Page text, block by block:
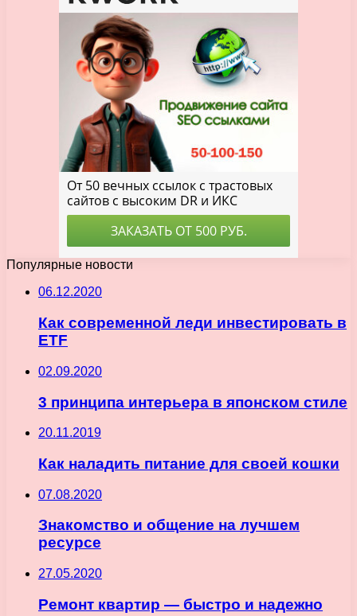
Популярные новости
06.12.2020
Как современной леди инвестировать в
ETF
02.09.2020
3 принципа интерьера в японском стиле
20.11.2019
Как наладить питание для своей кошки
07.08.2020
Знакомство и общение на лучшем
ресурсе
27.05.2020
Ремонт квартир — быстро и надежно